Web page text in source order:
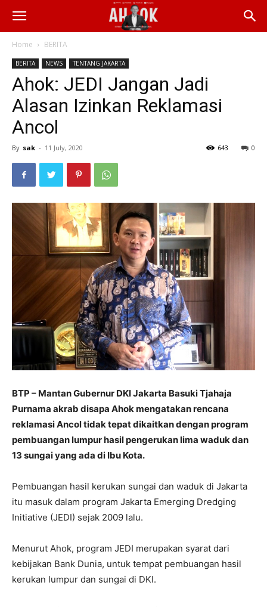
Home BERITA
BERITA NEWS TENTANG JAKARTA
Ahok: JEDI Jangan Jadi
Alasan Izinkan Reklamasi
Ancol
By sak - 11 July, 2020 0
643
BTP – Mantan Gubernur DKI Jakarta Basuki Tjahaja
Purnama akrab disapa Ahok mengatakan rencana
reklamasi Ancol tidak tepat dikaitkan dengan program
pembuangan lumpur hasil pengerukan lima waduk dan
13 sungai yang ada di Ibu Kota.
Pembuangan hasil kerukan sungai dan waduk di Jakarta
itu masuk dalam program Jakarta Emerging Dredging
Initiative (JEDI) sejak 2009 lalu.
Menurut Ahok, program JEDI merupakan syarat dari
kebijakan Bank Dunia, untuk tempat pembuangan hasil
kerukan lumpur dan sungai di DKI.